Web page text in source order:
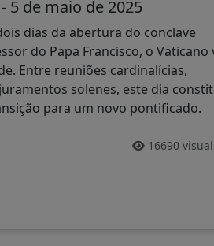
5 de maio de 2025
dias da abertura do conclave
do Papa Francisco, o Vaticano
Entre reuniões cardinalícias,
solenes, este dia
para um novo pontificado.
16690